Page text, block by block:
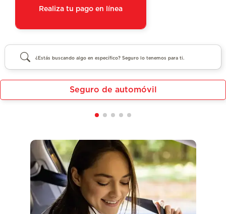
Realiza tu pago en línea
Seguro de automóvil